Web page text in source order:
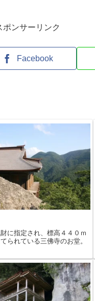
ポンサーリンク
Facebook
に指定され、標高４４０ｍ
られている三佛寺のお堂。